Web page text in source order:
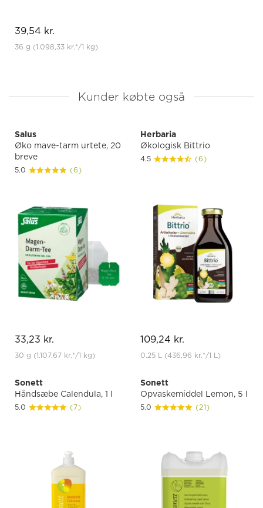
39,54 kr.
36 g (1.098,33 kr.*/1 kg)
Kunder købte også
Salus
Øko mave-tarm urtete, 20
breve
5.0 (6)
33,23 kr.
30 g (1.107,67 kr.*/1 kg)
Herbaria
Økologisk Bittrio
4.5 (6)
109,24 kr.
0.25 L (436,96 kr.*/1 L)
Sonett
Håndsæbe Calendula, 1 l
5.0 (7)
Sonett
Opvaskemiddel Lemon, 5 l
5.0 (21)